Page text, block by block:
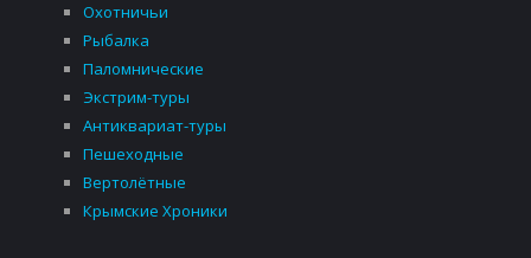
Охотничьи
Рыбалка
Паломнические
Экстрим-туры
Антиквариат-туры
Пешеходные
Вертолётные
Крымские Хроники